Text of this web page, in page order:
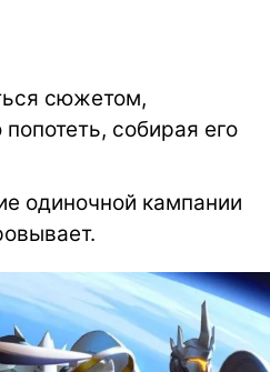
сюжетом,
собирая его
одиночной кампании